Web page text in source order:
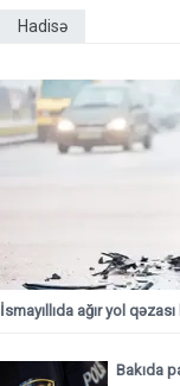
Hadisə
İsmayıllıda ağır yol
Bakıda